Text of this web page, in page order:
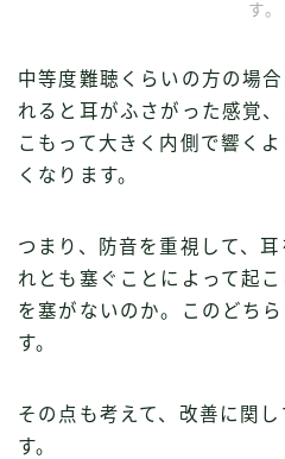
す。
中等度難聴くらいの方の場
れると耳がふさがった感覚
こもって大きく内側で響く
くなります。
つまり、防音を重視して、
れとも塞ぐことによって起
を塞がないのか。このどち
す。
その点も考えて、改善に関
す。